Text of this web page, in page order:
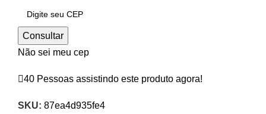
Consultar
Não sei meu cep
40 Pessoas assistindo este produto agora!
SKU: 87ea4d935fe4